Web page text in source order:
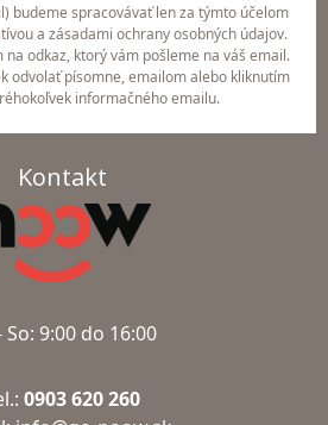
budeme spracovávať len za týmto účelom
a zásadami ochrany osobných údajov.
odkaz, ktorý vám pošleme na váš email.
odvolať písomne, emailom alebo kliknutím
informačného emailu.
Kontakt
So: 9:00 do 16:00
0903 620 260